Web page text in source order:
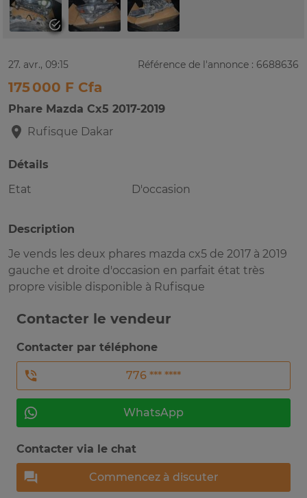
27. avr., 09:15 Référence de l'annonce : 6688636
175 000 F Cfa
Phare Mazda Cx5 2017-2019
Rufisque Dakar
Détails
Etat
D'occasion
Description
Je vends les deux phares mazda cx5 de 2017 à 2019
gauche et droite d'occasion en parfait état très
propre visible disponible à Rufisque
Contacter le vendeur
Contacter par téléphone
776 *** ****
WhatsApp
Contacter via le chat
Commencez à discuter